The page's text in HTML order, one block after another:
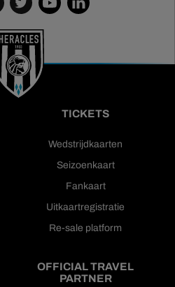
TICKETS
Wedstrijdkaarten
Seizoenkaart
Fankaart
Uitkaartregistratie
Re-sale platform
OFFICIAL TRAVEL
PARTNER